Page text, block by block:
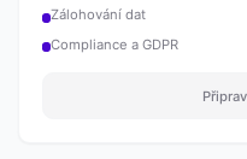
Zálohování dat
Compliance a GDPR